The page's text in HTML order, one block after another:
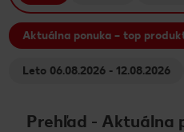
Vyskakovací bočný panel
Aktuálna ponuka – top
Leto 06.08.2026 - 12.08.2026
Prehľad - Aktuálna